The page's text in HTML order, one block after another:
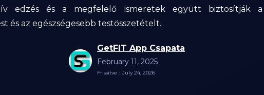
edzés és a megfelelő ismeretek együtt biztosítják
és az egészségesebb testösszetételt.
GetFIT App Csapata
February 11, 2025
Frissítve : July 24, 2026